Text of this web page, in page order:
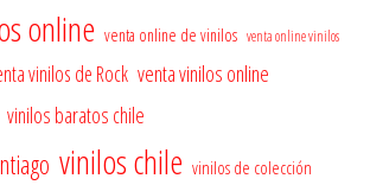
online venta online de vinilos venta online vinilos
vinilos de Rock venta vinilos online
vinilos baratos chile
vinilos chile vinilos de colección